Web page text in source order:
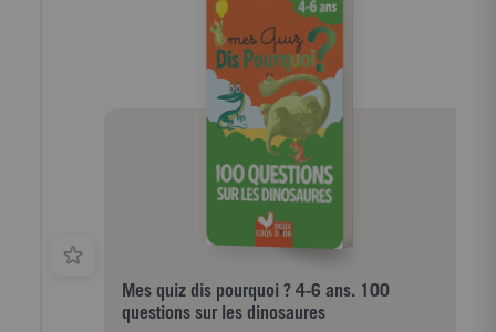
romaines, devenu l'un des plus célèbres gladiateurs
de son époque. De ses premiers entraînements dans
l'arène à son ultime combat pour gagner son épée de
bois, gage de sa liberté, vous apprendrez tout sur les
conditions de vie des gladiateurs, la construction et
l'inauguration du Colisée en l'an 80 par l'empereur
Titus, la chasse aux fauves, la soif du peuple pour les
jeux sanglants... Un film aussi instructif que
Mes quiz dis pourquoi ? 4-6 ans. 100
questions sur les dinosaures